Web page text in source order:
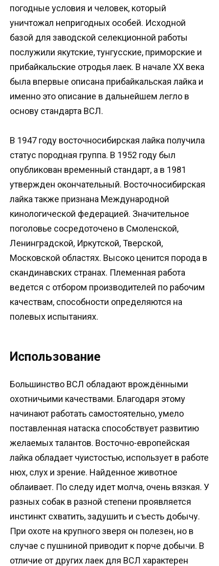
погодные условия и человек, который
уничтожал непригодных особей. Исходной
базой для заводской селекционной работы
послужили якутские, тунгусские, приморские и
прибайкальские отродья лаек. В начале XX века
была впервые описана прибайкальская лайка и
именно это описание в дальнейшем легло в
основу стандарта ВСЛ.
В 1947 году восточносибирская лайка получила
статус породная группа. В 1952 году был
опубликован временный стандарт, а в 1981
утвержден окончательный. Восточносибирская
лайка также признана Международной
кинологической федерацией. Значительное
поголовье сосредоточено в Смоленской,
Ленинградской, Иркутской, Тверской,
Московской областях. Высоко ценится порода в
скандинавских странах. Племенная работа
ведется с отбором производителей по рабочим
качествам, способности определяются на
полевых испытаниях.
Использование
Большинство ВСЛ обладают врождёнными
охотничьими качествами. Благодаря этому
начинают работать самостоятельно, умело
поставленная натаска способствует развитию
желаемых талантов. Восточно-европейская
лайка обладает чуистостью, использует в работе
нюх, слух и зрение. Найденное животное
облаивает. По следу идет молча, очень вязкая. У
разных собак в разной степени проявляется
инстинкт схватить, задушить и съесть добычу.
При охоте на крупного зверя он полезен, но в
случае с пушниной приводит к порче добычи. В
отличие от других лаек для ВСЛ характерен